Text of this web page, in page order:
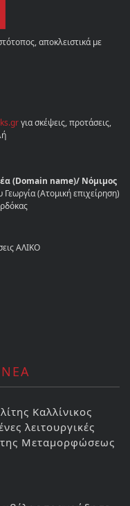
αποκλειστικά με
για σκέψεις, προτάσεις,
(Domain name)/ Νόμιμος
(Ατομική επιχείρηση)
ΑΛΙΚΟ
Καλλίνικος
λειτουργικές
Μεταμορφώσεως